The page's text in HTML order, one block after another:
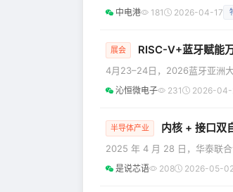
配功能。然而，要将这项技术
中电港 181 2026-04-17
展会 RISC-V+蓝牙赋能
4月23–24日，2026蓝牙亚洲
亮相5F05展位，带来融合
沁恒微电子 231 2026-04-
半导体产业 内核 + 接口双
2025 年 4 月 28 日，华泰联合
完成报告》，标志着这家扎根
是说芯语 208 2026-05-